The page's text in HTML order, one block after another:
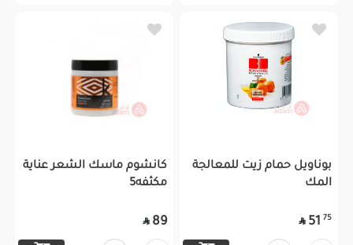
بوناويل حمام زيت للمعالجة
المك
75
51

كانشوم ماسك الشعر عناية
مكثفه5
89
